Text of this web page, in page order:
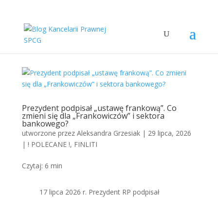
Prezydent podpisał „ustawę frankową”. Co
zmieni się dla „Frankowiczów” i sektora
bankowego?
utworzone przez Aleksandra Grzesiak| 29 lipca, 2026
| ! POLECANE !, FINLITI
Czytaj: 6 min
17 lipca 2026 r. Prezydent RP podpisał